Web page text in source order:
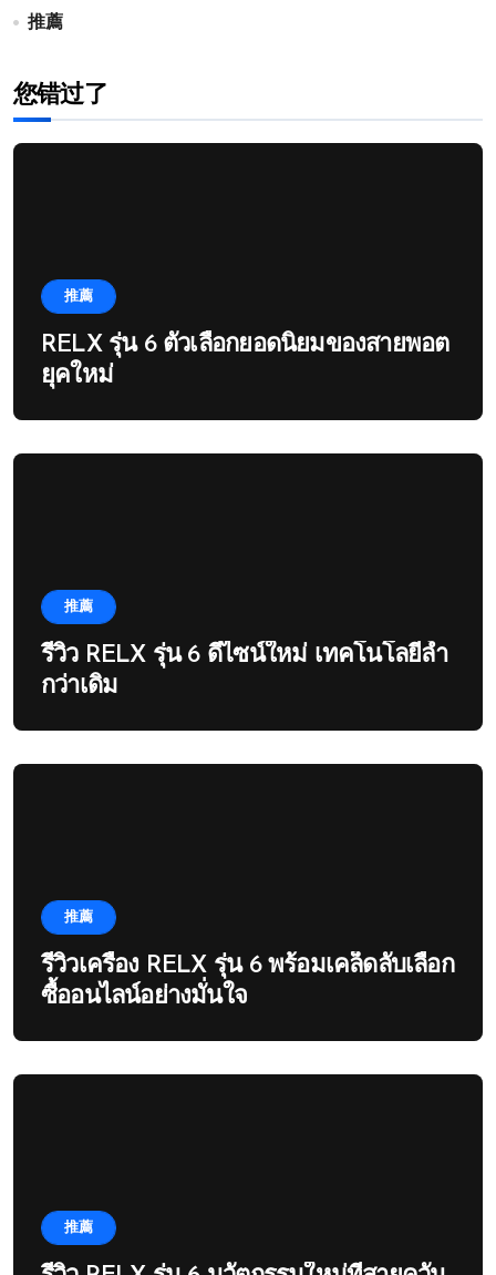
推薦
您错过了
推薦
RELX รุ่น 6 ตัวเลือกยอดนิยมของสายพอต
ยุคใหม่
推薦
รีวิว RELX รุ่น 6 ดีไซน์ใหม่ เทคโนโลยีล้ำ
กว่าเดิม
推薦
รีวิวเครื่อง RELX รุ่น 6 พร้อมเคล็ดลับเลือก
ซื้ออนไลน์อย่างมั่นใจ
推薦